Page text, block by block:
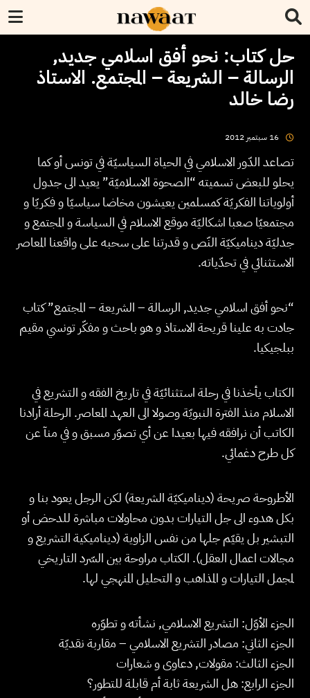
حل كتاب: نحو أفق اسلامي جديد,
الرسالة – الشريعة – المجتمع. الاستاذ
رضا خالد
16 سبتمبر 2012
تصاعد الدّور الاسلامي في الحياة السياسيّة في تونس أو كما
يحلو للبعض تسميته “الصحوة الاسلاميّة” يعيد الى جدول
أولوياتنا الفكريّة كمسلمين يعيشون مخاضا سياسيّا و فكريّا و
مجتمعيّا صعبا اشكاليّة موقع الاسلام في السياسة و المجتمع و
جدليّة ديناميكيّة النّص و قدرتنا على سحبه على واقعنا المعاصر
الاستثنائي في تحدّياته.
“نحو أفق اسلامي جديد, الرسالة – الشريعة – المجتمع” كتاب
جادت به علينا قريحة الاستاذ و هو باحث و مفكّر تونسي مقيم
ببلجيكيا.
الكتاب يأخذنا في رحلة استثنائيّة في تاريخ الفقه و التشريع في
الاسلام منذ الفترة النبويّة وصولا الى العهد المعاصر. الرحلة أرادنا
الكاتب أن نرافقه فيها بعيدا عن أي تصوّر مسبق و في منآ عن
كل طرح دغمائي.
الأطروحة صريحة (ديناميكيّة الشريعة) لكن الرجل يعود بنا و
بكل هدوء الى جل التيارات بدون محاولات مباشرة للدحض أو
التبشير بل يقيّم جلها من نفس الزاوية (ديناميكية التشريع و
مجالات اعمال العقل). الكتاب مراوحة بين السّرد التاريخي
لمجمل التيارات و المذاهب و التحليل المنهجي لها.
الجزء الأوّل: التشريع الاسلامي, نشأته و تطوّره
الجزء الثاني: مصادر التشريع الاسلامي – مقاربة نقديّة
الجزء الثالث: مقولات, دعاوى و شعارات
الجزء الرابع: هل الشريعة ثابة أم قابلة للتطور؟